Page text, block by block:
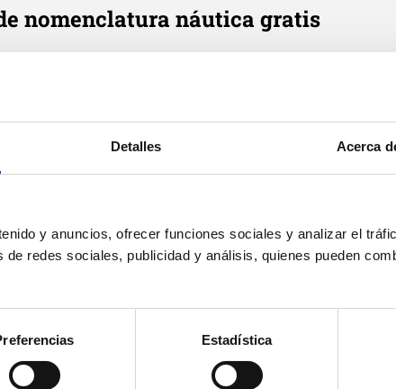
Detalles Acerca
y anuncios, ofrecer funciones sociales y analizar el
redes sociales, publicidad y análisis, quienes pueden
Estadística
nomenclatura náutica gratis
Prácticas